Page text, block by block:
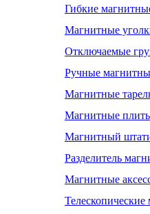
Гибкие
Магнитные
Отключаемые
Ручные
Магнитные
Магнитные
Магнитный
Разделитель
Магнитные